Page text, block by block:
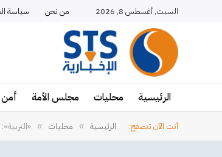
السبت, أغسطس 8, 2026 من نحن سياسة
الرئيسية محليات مجلس الأمة
أنت الآن تتصفح: الرئيسية » محليات »